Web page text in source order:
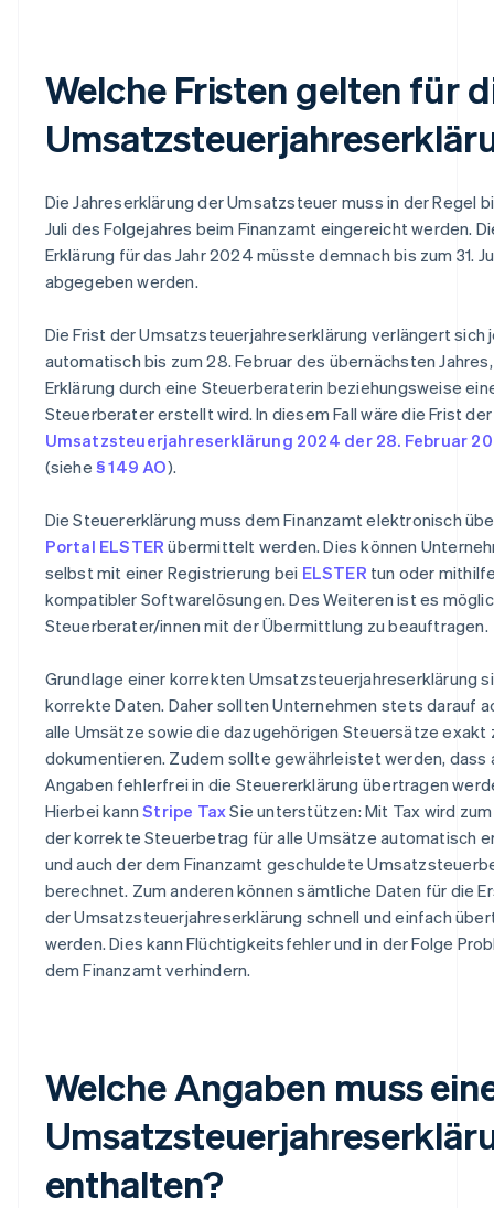
Welche Fristen gelten für
Die Jahreserklärung der Umsatzsteuer muss in der Regel
Juli des Folgejahres beim Finanzamt eingereicht werden.
Erklärung für das Jahr 2024 müsste demnach bis zum 31.
abgegeben werden.
Die Frist der Umsatzsteuerjahreserklärung verlängert sich
automatisch bis zum 28. Februar des übernächsten
Erklärung durch eine Steuerberaterin beziehungsweise
Steuerberater erstellt wird. In diesem Fall wäre die Frist der
Umsatzsteuerjahreserklärung 2024 der 28. Februar
(siehe § 149 AO).
Die Steuererklärung muss dem Finanzamt elektronisch
Portal ELSTER übermittelt werden. Dies können
selbst mit einer Registrierung bei ELSTER tun oder
kompatibler Softwarelösungen. Des Weiteren ist es
Steuerberater/innen mit der Übermittlung zu beauftragen.
Grundlage einer korrekten Umsatzsteuerjahreserklärung
korrekte Daten. Daher sollten Unternehmen stets darauf
alle Umsätze sowie die dazugehörigen Steuersätze exakt
dokumentieren. Zudem sollte gewährleistet werden, dass
Angaben fehlerfrei in die Steuererklärung übertragen
Hierbei kannStripe TaxSie unterstützen: Mit Tax wird
der korrekte Steuerbetrag für alle Umsätze automatisch
und auch der dem Finanzamt geschuldete
berechnet. Zum anderen können sämtliche Daten für die
der Umsatzsteuerjahreserklärung schnell und einfach
werden. Dies kann Flüchtigkeitsfehler und in der Folge
dem Finanzamt verhindern.
Welche Angaben muss
enthalten?